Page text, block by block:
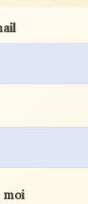
moi